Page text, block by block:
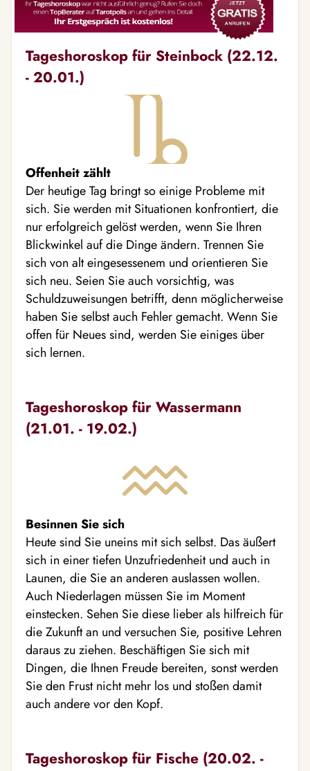
Tageshoroskop für Steinbock (22.12.
- 20.01.)
Offenheit zählt
Der heutige Tag bringt so einige Probleme mit
sich. Sie werden mit Situationen konfrontiert, die
nur erfolgreich gelöst werden, wenn Sie Ihren
Blickwinkel auf die Dinge ändern. Trennen Sie
sich von alt eingesessenem und orientieren Sie
sich neu. Seien Sie auch vorsichtig, was
Schuldzuweisungen betrifft, denn möglicherweise
haben Sie selbst auch Fehler gemacht. Wenn Sie
offen für Neues sind, werden Sie einiges über
sich lernen.
Tageshoroskop für Wassermann
(21.01. - 19.02.)
Besinnen Sie sich
Heute sind Sie uneins mit sich selbst. Das äußert
sich in einer tiefen Unzufriedenheit und auch in
Launen, die Sie an anderen auslassen wollen.
Auch Niederlagen müssen Sie im Moment
einstecken. Sehen Sie diese lieber als hilfreich für
die Zukunft an und versuchen Sie, positive Lehren
daraus zu ziehen. Beschäftigen Sie sich mit
Dingen, die Ihnen Freude bereiten, sonst werden
Sie den Frust nicht mehr los und stoßen damit
auch andere vor den Kopf.
Tageshoroskop für Fische (20.02. -